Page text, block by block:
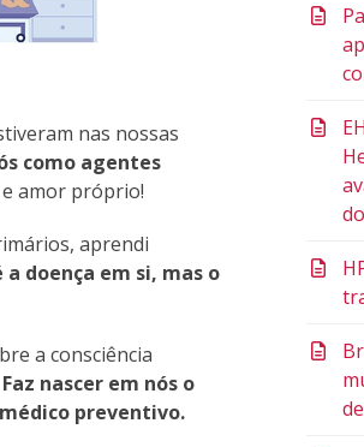
nas nossas
como agentes
amor próprio!
aprendi
a doença em si, mas o
a consciência
Faz nascer em nós o
preventivo.